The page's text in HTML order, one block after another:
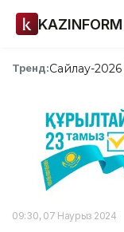
KAZINFORM
Тренд:Сайлау-2026
09:30, 07 Наурыз 2024